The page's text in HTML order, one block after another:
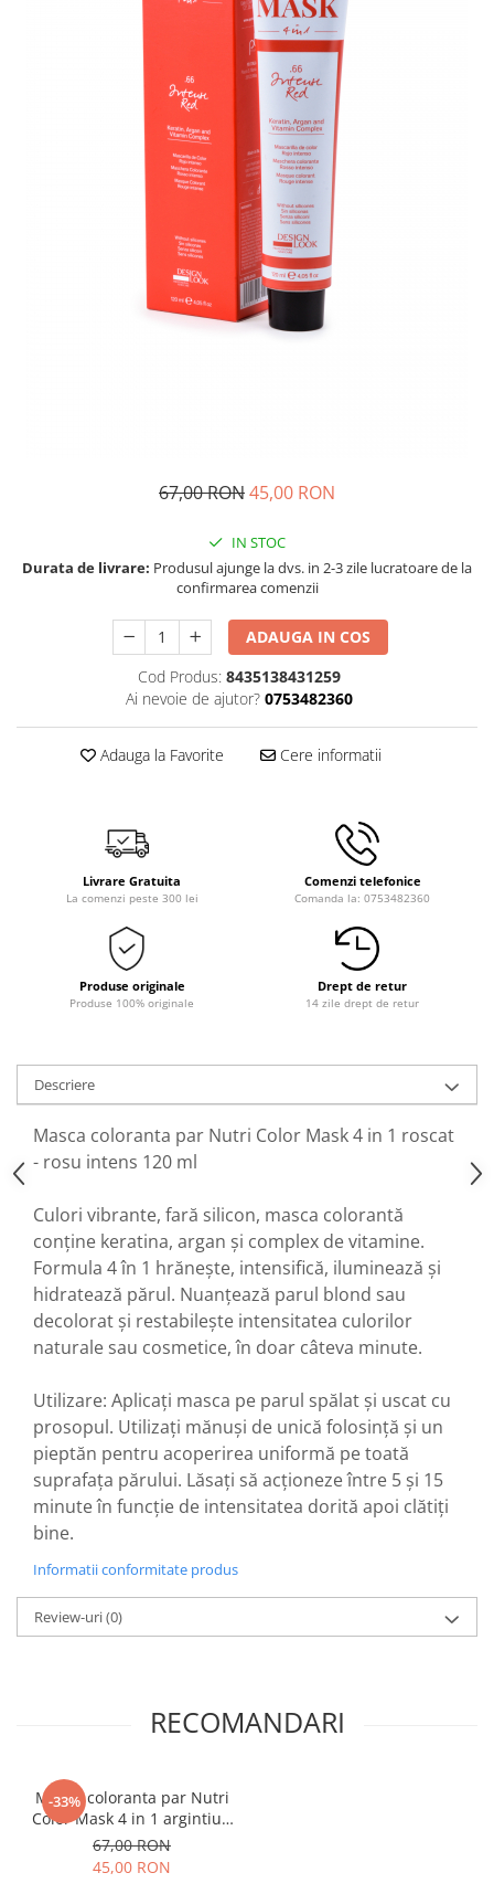
67,00 RON45,00 RON
IN STOC
Durata de livrare: Produsul ajunge la dvs. in 2-3 zile lucratoare de la
confirmarea comenzii
ADAUGA IN COS
Cod Produs: 8435138431259
Ai nevoie de ajutor? 0753482360
Adauga la Favorite Cere informatii
Livrare Gratuita
La comenzi peste 300 lei
Comenzi telefonice
Comanda la: 0753482360
Produse originale
Produse 100% originale
Drept de retur
14 zile drept de retur
Descriere
Masca coloranta par Nutri Color Mask 4 in 1 roscat
- rosu intens 120 ml
Culori vibrante, fară silicon, masca colorantă
conține keratina, argan și complex de vitamine.
Formula 4 în 1 hrănește, intensifică, iluminează și
hidratează părul. Nuanțează parul blond sau
decolorat și restabilește intensitatea culorilor
naturale sau cosmetice, în doar câteva minute.
Utilizare: Aplicați masca pe parul spălat și uscat cu
prosopul. Utilizați mănuși de unică folosință și un
pieptăn pentru acoperirea uniformă pe toată
suprafața părului. Lăsați să acționeze între 5 și 15
minute în funcție de intensitatea dorită apoi clătiți
bine.
Informatii conformitate produs
Review-uri(0)
RECOMANDARI
-33%
Masca coloranta par Nutri
Color Mask 4 in 1 argintiu -
gri 120 ml
67,00 RON
45,00 RON